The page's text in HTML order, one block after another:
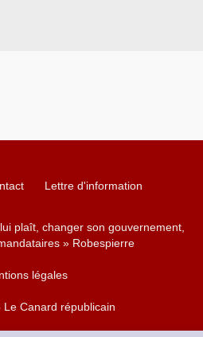
Lettre d'information
plaît, changer son gouvernement,
» Robespierre
légales
Canard républicain